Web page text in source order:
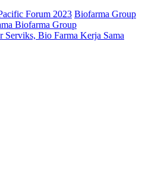
Forum 2023 Biofarma Group
Biofarma Group
Bio Farma Kerja Sama